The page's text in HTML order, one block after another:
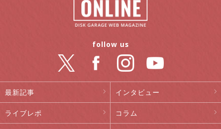
最新記事 インタビュー
ライブレポ コラム
follow us